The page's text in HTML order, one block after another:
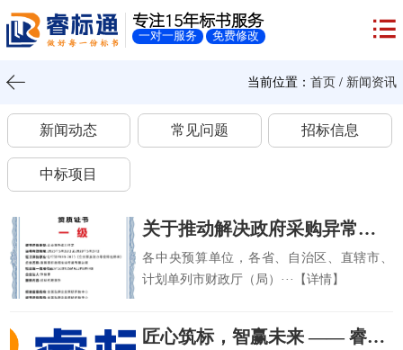
专注15年标书服务
一对一服务 免费修改
当前位置： 首页 / 新闻资讯
新闻动态 常见问题 招标信息
中标项目
关于推动解决政府采购异常低价问题的通知
各中央预算单位，各省、自治区、直辖市、
计划单列市财政厅（局）···【详情】
匠心筑标，智赢未来 —— 睿标通，您的招投标专属王牌